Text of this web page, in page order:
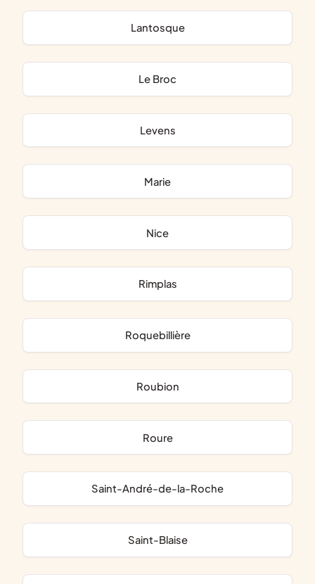
Lantosque
Le Broc
Levens
Marie
Nice
Rimplas
Roquebillière
Roubion
Roure
Saint-André-de-la-Roche
Saint-Blaise